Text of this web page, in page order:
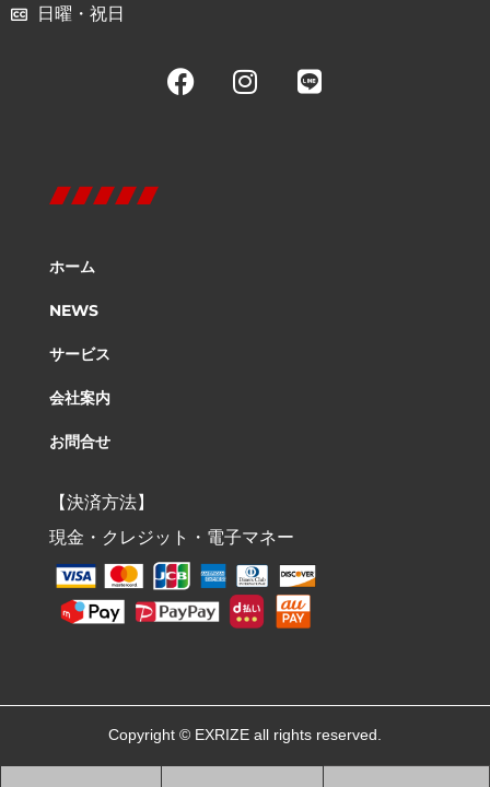
日曜・祝日
ホーム
NEWS
サービス
会社案内
お問合せ
【決済方法】
現金・クレジット・電子マネー
Copyright © EXRIZE all rights reserved.